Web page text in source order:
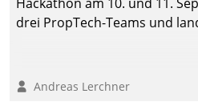
drei PropTech-Teams und
Andreas Lerchner